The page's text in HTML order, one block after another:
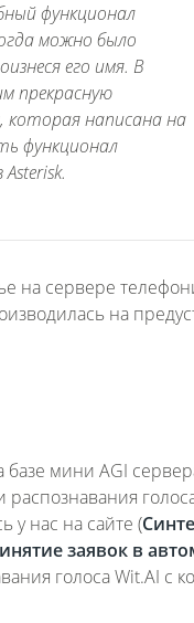
функционал
можно было
его имя. В
прекрасную
которая написана на
функционал
на сервере
на
мини AGI
у нас на сайте (
заявок в
голоса Wit.AI с